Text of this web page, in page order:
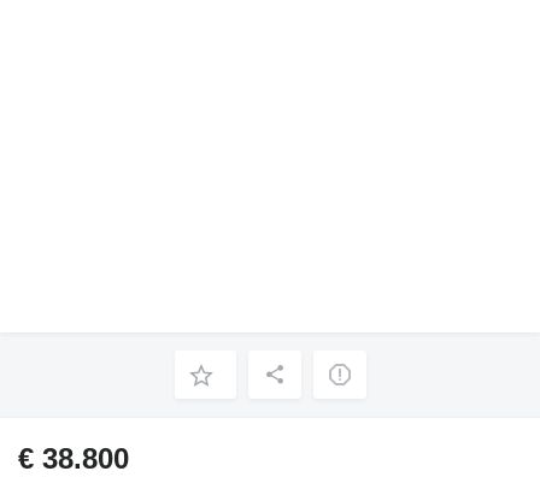
€ 38.800